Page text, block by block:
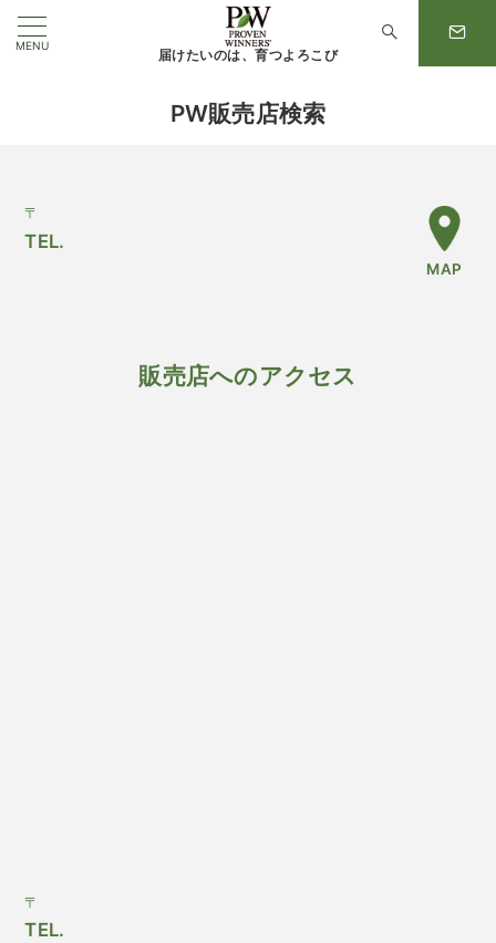
MENU
届けたいのは、育つよろこび
PW販売店検索
〒
TEL.
MAP
販売店へのアクセス
〒
TEL.